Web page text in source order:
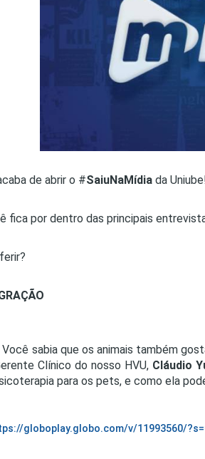
de abrir o #SaiuNaMídia da
fica por dentro das principais
Você sabia que os animais também
Clínico do nosso HVU, Cláudio
para os pets, e como ela
globoplay.globo.com/v/11993560/